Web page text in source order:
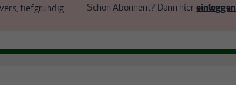
tiefgründig
Schon Abonnent? Dann hier einloggen